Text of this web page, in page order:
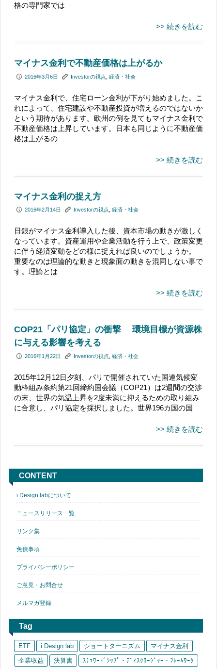
格の専門家では
>> 続きを読む
マイナス金利で不動産価格は上がるか
P 2016年3月6日 K Investorの視点 経済・社会
マイナス金利で、住宅ローン金利が下がり始めました。こ
れによって、住宅建設や不動産投資が増えるのではないか
という期待があります。欧州の例を見てもマイナス金利で
不動産価格は上昇しています。日本も同じように不動産価
格は上がるの
>> 続きを読む
マイナス金利の捉え方
P 2016年2月14日 K Investorの視点 経済・社会
日銀がマイナス金利導入した後、資本市場の動きが激しく
なっています。資産運用や企業活動を行う上で、政策変更
に伴う経済変動をどの様に捉えれば良いのでしょうか。
重要なのは理論的な動きと現象面の動きを混同しない事で
す。理論とは
>> 続きを読む
COP21「パリ協定」の衝撃 環境目標が資源株
に与える影響を考える
P 2016年1月22日 K Investorの視点 経済・社会
2015年12月12日夕刻、パリで開催されていた国連気候変
動枠組み条約第21回締約国会議（COP21）は2週間の交渉
の末、世界の気温上昇を2度未満に抑えるための取り組み
に合意し、パリ協定を採択しました。世界196カ国の国
>> 続きを読む
CONTENT
i Design labについて
ニュースリリース一覧
リンク集
免債事項
プライバシーポリシー
ご意見・お問合せ
メルマガ登録
Tag
ETF i Design lab ショートターニズム
マイナス金利
企業収益
決算書 ｽﾁｭﾜｰﾄﾞｼｯﾌﾟ・ﾃﾞｨｽｸﾛｰｼﾞｬｰ・ﾌﾚｰﾑﾜｰｸ